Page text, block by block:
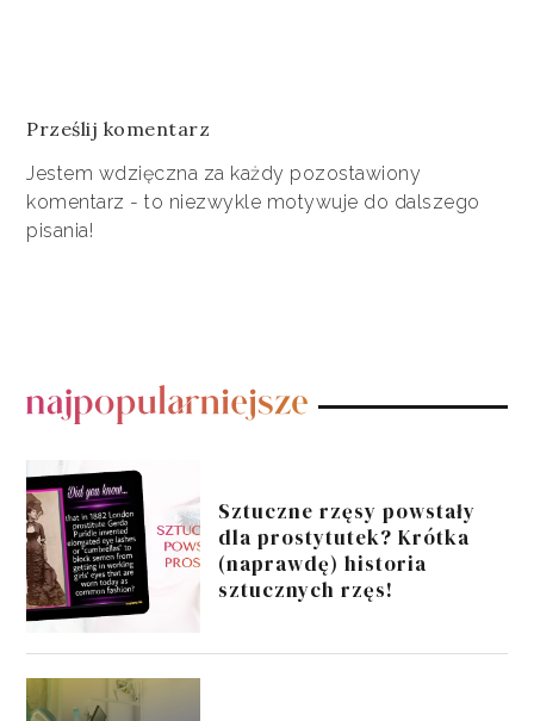
Prześlij komentarz
Jestem wdzięczna za każdy pozostawiony
komentarz - to niezwykle motywuje do dalszego
pisania!
POPULARNE POSTY
Sztuczne rzęsy powstały
dla prostytutek? Krótka
(naprawdę) historia
sztucznych rzęs!